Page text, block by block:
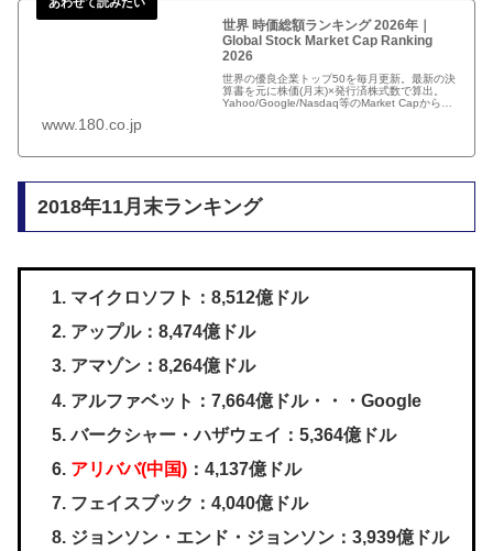
世界 時価総額ランキング 2026年｜
Global Stock Market Cap Ranking
2026
世界の優良企業トップ50を毎月更新。最新の決
算書を元に株価(月末)×発行済株式数で算出。
Yahoo/Google/Nasdaq等のMarket Capからの
www.180.co.jp
2018年11月末ランキング
マイクロソフト：8,512億ドル
アップル：8,474億ドル
アマゾン：8,264億ドル
アルファベット：7,664億ドル・・・Google
バークシャー・ハザウェイ：5,364億ドル
アリババ(中国) ：4,137億ドル
フェイスブック：4,040億ドル
ジョンソン・エンド・ジョンソン：3,939億ドル